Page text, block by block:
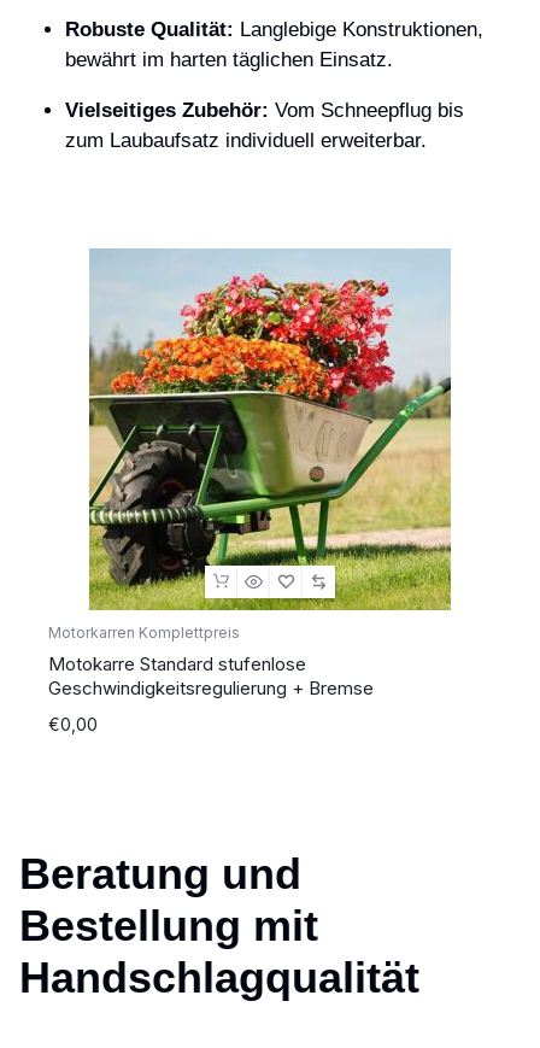
Robuste Qualität: Langlebige Konstruktionen,
bewährt im harten täglichen Einsatz.
Vielseitiges Zubehör: Vom Schneepflug bis
zum Laubaufsatz individuell erweiterbar.
Motorkarren Komplettpreis
Motokarre Standard stufenlose
Geschwindigkeitsregulierung + Bremse
€0,00
Beratung und
Bestellung mit
Handschlagqualität